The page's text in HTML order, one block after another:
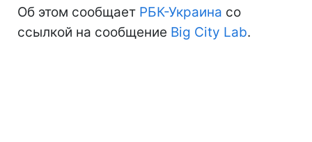
Об этом сообщает РБК-Украина со
ссылкой на сообщение Big City Lab.